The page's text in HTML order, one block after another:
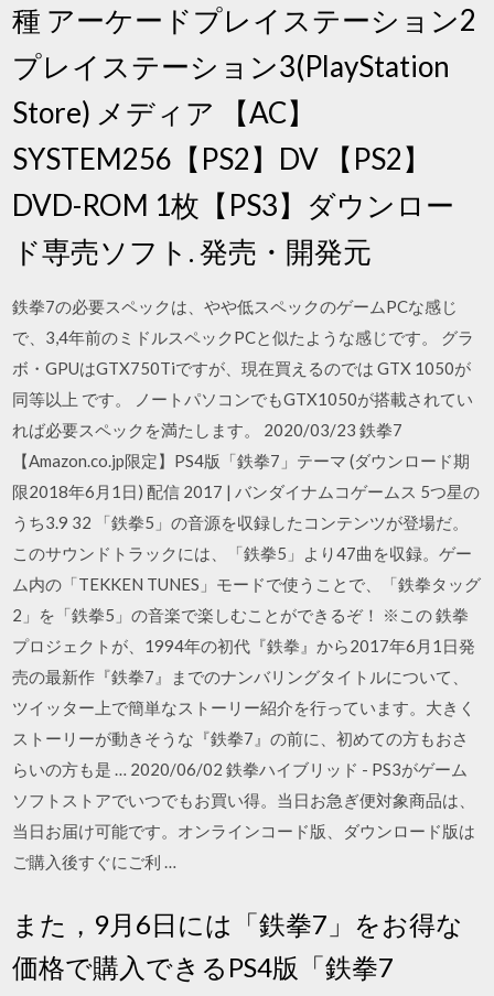
種 アーケードプレイステーション2
プレイステーション3(PlayStation
Store) メディア 【AC】
SYSTEM256【PS2】DV 【PS2】
DVD-ROM 1枚【PS3】ダウンロー
ド専売ソフト. 発売・開発元
鉄拳7の必要スペックは、やや低スペックのゲームPCな感じ
で、3,4年前のミドルスペックPCと似たような感じです。 グラ
ボ・GPUはGTX750Tiですが、現在買えるのでは GTX 1050が
同等以上 です。 ノートパソコンでもGTX1050が搭載されてい
れば必要スペックを満たします。 2020/03/23 鉄拳7
【Amazon.co.jp限定】PS4版「鉄拳7」テーマ (ダウンロード期
限2018年6月1日) 配信 2017 | バンダイナムコゲームス 5つ星の
うち3.9 32 「鉄拳5」の音源を収録したコンテンツが登場だ。
このサウンドトラックには、「鉄拳5」より47曲を収録。ゲー
ム内の「TEKKEN TUNES」モードで使うことで、「鉄拳タッグ
2」を「鉄拳5」の音楽で楽しむことができるぞ！ ※この 鉄拳
プロジェクトが、1994年の初代『鉄拳』から2017年6月1日発
売の最新作『鉄拳7』までのナンバリングタイトルについて、
ツイッター上で簡単なストーリー紹介を行っています。大きく
ストーリーが動きそうな『鉄拳7』の前に、初めての方もおさ
らいの方も是 … 2020/06/02 鉄拳ハイブリッド - PS3がゲーム
ソフトストアでいつでもお買い得。当日お急ぎ便対象商品は、
当日お届け可能です。オンラインコード版、ダウンロード版は
ご購入後すぐにご利 …
また，9月6日には「鉄拳7」をお得な
価格で購入できるPS4版「鉄拳7